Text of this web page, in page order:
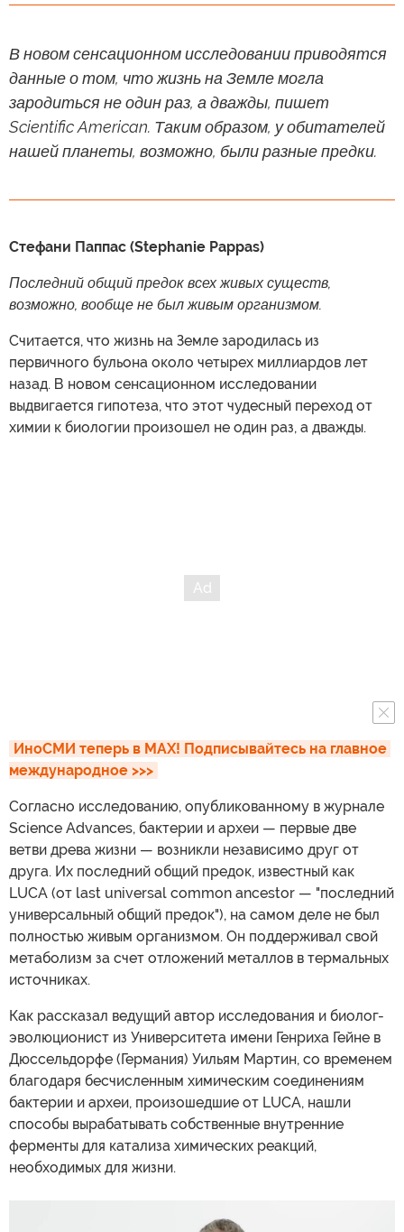
В новом сенсационном исследовании приводятся
данные о том, что жизнь на Земле могла
зародиться не один раз, а дважды, пишет
Scientific American. Таким образом, у обитателей
нашей планеты, возможно, были разные предки.
Стефани Паппас (Stephanie Pappas)
Последний общий предок всех живых существ,
возможно, вообще не был живым организмом.
Считается, что жизнь на Земле зародилась из
первичного бульона около четырех миллиардов лет
назад. В новом сенсационном исследовании
выдвигается гипотеза, что этот чудесный переход от
химии к биологии произошел не один раз, а дважды.
ИноСМИ теперь в MAX! Подписывайтесь на главное
международное >>>
Согласно исследованию, опубликованному в журнале
Science Advances, бактерии и археи — первые две
ветви древа жизни — возникли независимо друг от
друга. Их последний общий предок, известный как
LUCA (от last universal common ancestor — "последний
универсальный общий предок"), на самом деле не был
полностью живым организмом. Он поддерживал свой
метаболизм за счет отложений металлов в термальных
источниках.
Как рассказал ведущий автор исследования и биолог-
эволюционист из Университета имени Генриха Гейне в
Дюссельдорфе (Германия) Уильям Мартин, со временем
благодаря бесчисленным химическим соединениям
бактерии и археи, произошедшие от LUCA, нашли
способы вырабатывать собственные внутренние
ферменты для катализа химических реакций,
необходимых для жизни.